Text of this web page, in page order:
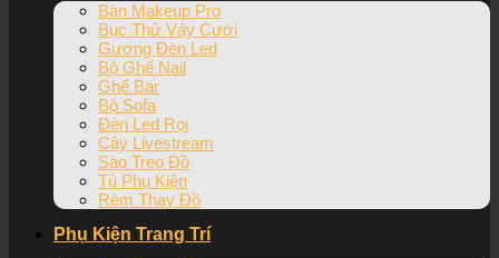
Bàn Makeup Pro
Bục Thử Váy Cưới
Gương Đèn Led
Bộ Ghế Nail
Ghế Bar
Bộ Sofa
Đèn Led Rọi
Cây Livestream
Sào Treo Đồ
Tủ Phụ Kiện
Rèm Thay Đồ
Phụ Kiện Trang Trí